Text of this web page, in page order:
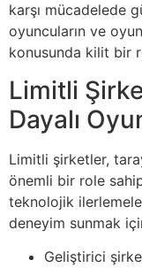
karşı mücadelede
oyuncuların ve
konusunda kilit bir
Limitli
Dayalı
Limitli şirketler,
önemli bir role
teknolojik
deneyim sunmak
Geliştirici